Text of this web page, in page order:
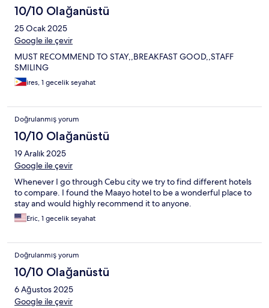
10/10 Olağanüstü
25 Ocak 2025
Google ile çevir
MUST RECOMMEND TO STAY,,BREAKFAST GOOD,,STAFF
SMILING
ires, 1 gecelik seyahat
Doğrulanmış yorum
10/10 Olağanüstü
19 Aralık 2025
Google ile çevir
Whenever I go through Cebu city we try to find different hotels
to compare. I found the Maayo hotel to be a wonderful place to
stay and would highly recommend it to anyone.
Eric, 1 gecelik seyahat
Doğrulanmış yorum
10/10 Olağanüstü
6 Ağustos 2025
Google ile çevir